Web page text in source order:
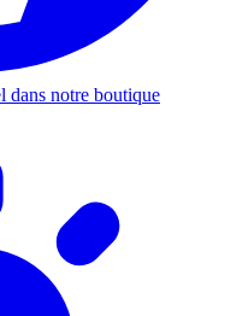
dans notre boutique